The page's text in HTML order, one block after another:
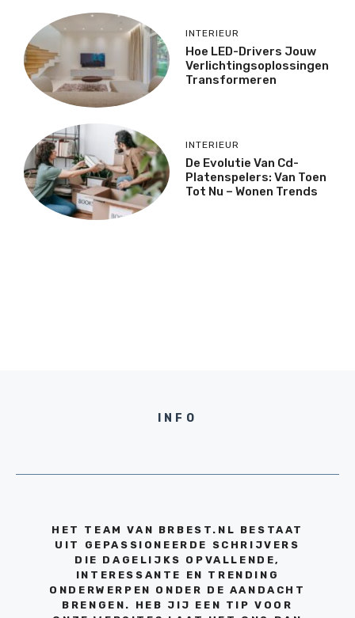
INTERIEUR
Hoe LED-Drivers Jouw
Verlichtingsoplossingen
Transformeren
INTERIEUR
De Evolutie Van Cd-
Platenspelers: Van Toen
Tot Nu – Wonen Trends
INFO
HET TEAM VAN BRBEST.NL BESTAAT
UIT GEPASSIONEERDE SCHRIJVERS
DIE DAGELIJKS OPVALLENDE,
INTERESSANTE EN TRENDING
ONDERWERPEN ONDER DE AANDACHT
BRENGEN. HEB JIJ EEN TIP VOOR